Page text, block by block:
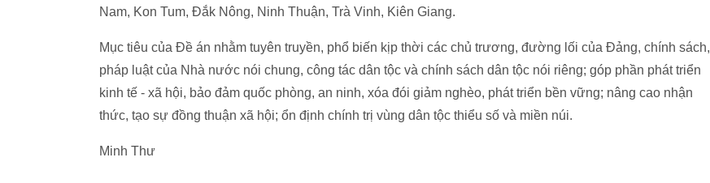
Nam, Kon Tum, Đắk Nông, Ninh Thuận, Trà Vinh, Kiên Giang.
Mục tiêu của Đề án nhằm tuyên truyền, phổ biến kịp thời các chủ trương, đường lối của Đảng, chính sách,
pháp luật của Nhà nước nói chung, công tác dân tộc và chính sách dân tộc nói riêng; góp phần phát triển
kinh tế - xã hội, bảo đảm quốc phòng, an ninh, xóa đói giảm nghèo, phát triển bền vững; nâng cao nhận
thức, tạo sự đồng thuận xã hội; ổn định chính trị vùng dân tộc thiểu số và miền núi.
Minh Thư